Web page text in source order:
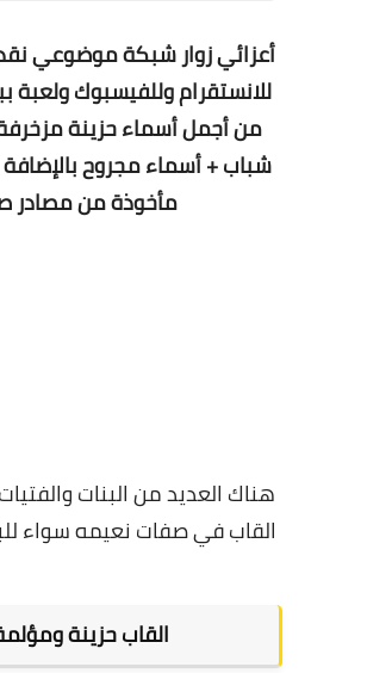
أعزائي زوار شبكة موضوعي
للانستقرام وللفيسبوك
من أجمل أسماء حزينة
شباب + أسماء مجروح بالإضافة
مأخوذة من مصادر
هناك العديد من البنات
القاب في صفات نعيمه سواء
القاب حزينة